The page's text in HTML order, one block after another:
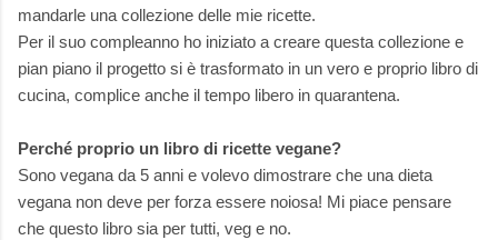
mandarle una collezione delle mie ricette.
Per il suo compleanno ho iniziato a creare questa collezione e
pian piano il progetto si è trasformato in un vero e proprio libro di
cucina, complice anche il tempo libero in quarantena.
Perché proprio un libro di ricette vegane?
Sono vegana da 5 anni e volevo dimostrare che una dieta
vegana non deve per forza essere noiosa! Mi piace pensare
che questo libro sia per tutti, veg e no.